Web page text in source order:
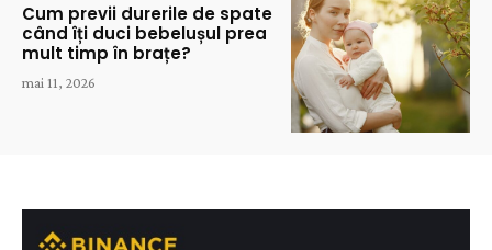
Cum previi durerile de spate
când îți duci bebelușul prea
mult timp în brațe?
mai 11, 2026